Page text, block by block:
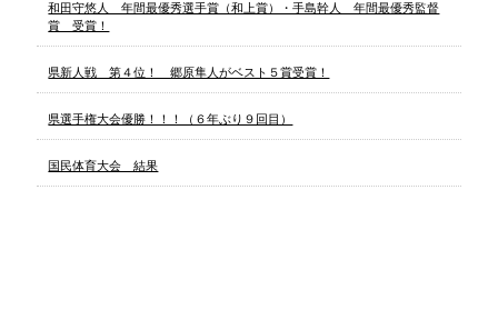
和田守悠人 年間最優秀選手賞（和上賞）・手島幹人 年間最優秀監督
賞 受賞！
県新人戦 第４位！ 郷原隼人がベスト５賞受賞！
県選手権大会優勝！！！（６年ぶり９回目）
国民体育大会 結果